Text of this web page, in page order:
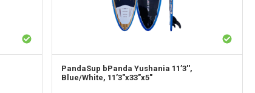
PandaSup bPanda Yushania 11’3'',
Blue/White, 11’3"x33"x5"